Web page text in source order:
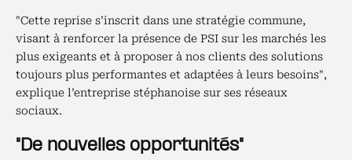
"Cette reprise s’inscrit dans une stratégie commune,
visant à renforcer la présence de PSI sur les marchés les
plus exigeants et à proposer à nos clients des solutions
toujours plus performantes et adaptées à leurs besoins",
explique l’entreprise stéphanoise sur ses réseaux
sociaux.
"De nouvelles opportunités"